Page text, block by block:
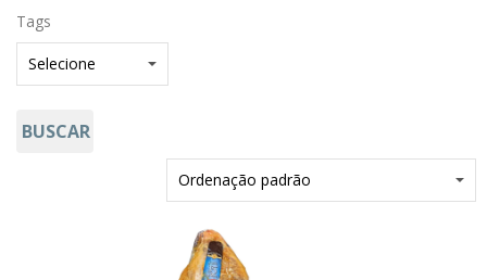
Tags
BUSCAR